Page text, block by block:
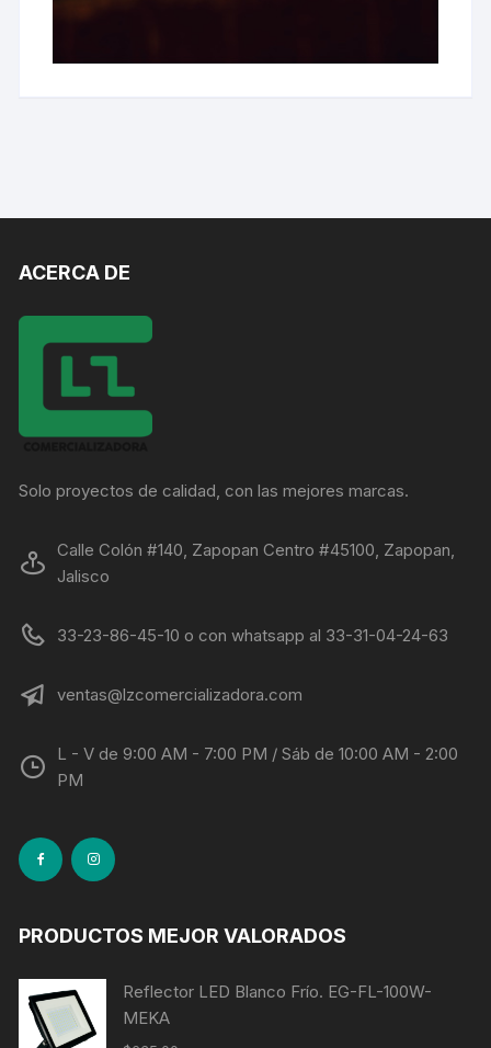
ACERCA DE
Solo proyectos de calidad, con las mejores marcas.
Calle Colón #140, Zapopan Centro #45100, Zapopan,
Jalisco
33-23-86-45-10 o con whatsapp al 33-31-04-24-63
ventas@lzcomercializadora.com
L - V de 9:00 AM - 7:00 PM / Sáb de 10:00 AM - 2:00
PM
PRODUCTOS MEJOR VALORADOS
Reflector LED Blanco Frío. EG-FL-100W-
MEKA